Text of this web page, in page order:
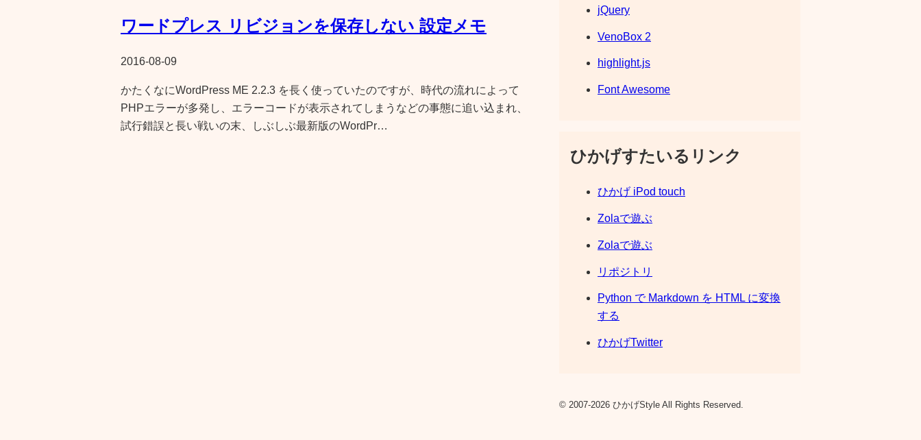
ワードプレス リビジョンを保存しない 設定メモ
2016-08-09
かたくなにWordPress ME 2.2.3 を長く使っていたのですが、時代の流れによって
PHPエラーが多発し、エラーコードが表示されてしまうなどの事態に追い込まれ、
試行錯誤と長い戦いの末、しぶしぶ最新版のWordPr…
jQuery
VenoBox 2
highlight.js
Font Awesome
ひかげすたいるリンク
ひかげ iPod touch
Zolaで遊ぶ
Zolaで遊ぶ
リポジトリ
Python で Markdown を HTML に変換
する
ひかげTwitter
© 2007-2026 ひかげStyle All Rights Reserved.